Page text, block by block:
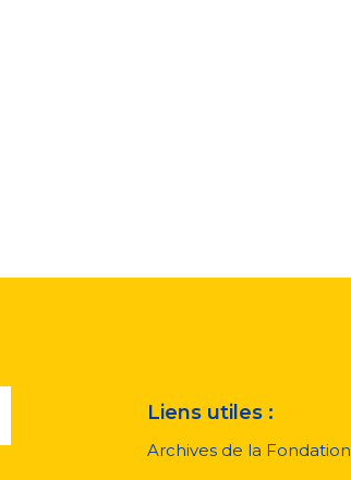
Liens utiles :
Archives de la Fondation